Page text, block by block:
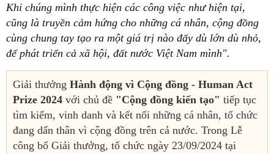
Khi chúng mình thực hiện các công việc như hiện tại,
cũng là truyền cảm hứng cho những cá nhân, cộng đồng
cùng chung tay tạo ra một giá trị nào đấy dù lớn dù nhỏ,
để phát triển cả xã hội, đất nước Việt Nam mình".
Giải thưởng Hành động vì Cộng đồng - Human Act
Prize 2024 với chủ đề "Cộng đồng kiến tạo" tiếp tục
tìm kiếm, vinh danh và kết nối những cá nhân, tổ chức
đang dấn thân vì cộng đồng trên cả nước. Trong Lễ
công bố Giải thưởng, tổ chức ngày 23/09/2024 tại